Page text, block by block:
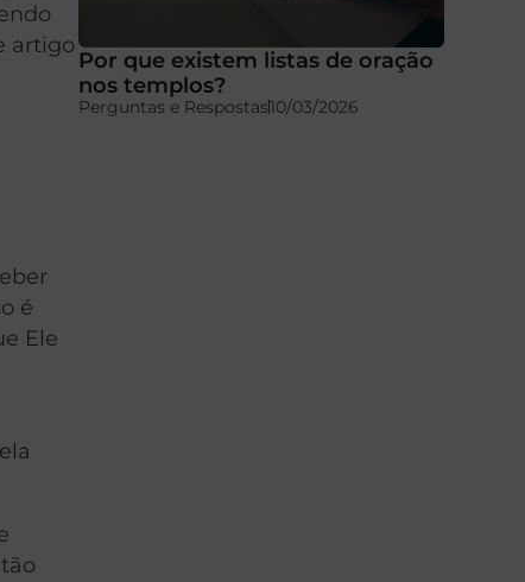
artigo
é
Ele
Por que existem listas de oração
nos templos?
Perguntas e Respostas10/03/2026